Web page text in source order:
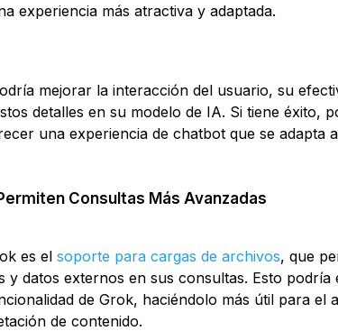
experiencia más atractiva y adaptada.
mejorar la interacción del usuario, su
detalles en su modelo de IA. Si tiene éxito,
una experiencia de chatbot que se adapta
Consultas Más Avanzadas
es el soporte para cargas de archivos, que
datos externos en sus consultas. Esto podría
de Grok, haciéndolo más útil para el
de contenido.